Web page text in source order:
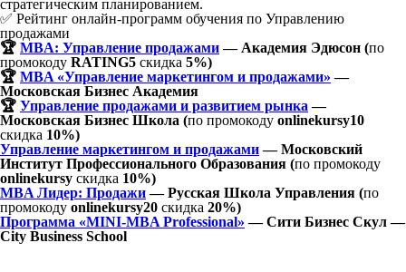
стратегическим планированием.
✅ Рейтинг онлайн-программ обучения по Управлению
продажами
🏆 MBA: Управление продажами— Академия Эдюсон (по
промокоду RATING5 скидка 5%)
🏆 MBA «Управление маркетингом и продажами» —
Московская Бизнес Академия
🏆 Управление продажами и развитием рынка —
Московская Бизнес Школа (по промокоду onlinekursy10
скидка 10%)
Управление маркетингом и продажами— Московский
Институт Профессионального Образования (по промокоду
onlinekursy скидка 10%)
MBA Лидер: Продажи— Русская Школа Управления (по
промокоду onlinekursy20 скидка 20%)
Программа «MINI-MBA Professional» — Сити Бизнес Скул —
City Business School